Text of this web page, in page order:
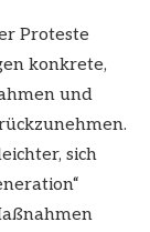
Proteste
konkrete,
und
sich